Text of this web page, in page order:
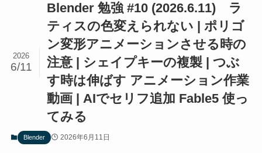
Blender 勉強 #10 (2026.6.11) ラ
ティスの色変えられない | ポリゴ
ン変形アニメーションさせる時の
注意 | シェイプキーの複製 | つぶ
す時は伸ばす アニメーション作業
動画 | AIでセリフ追加 Fable5 使っ
てみる
2026
6/11
Blender 2026年6月11日